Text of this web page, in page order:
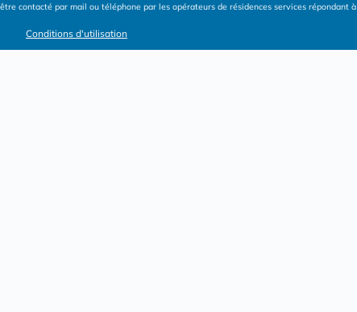
contacté par mail ou téléphone par les opérateurs de résidences services répondant à
Conditions d'utilisation